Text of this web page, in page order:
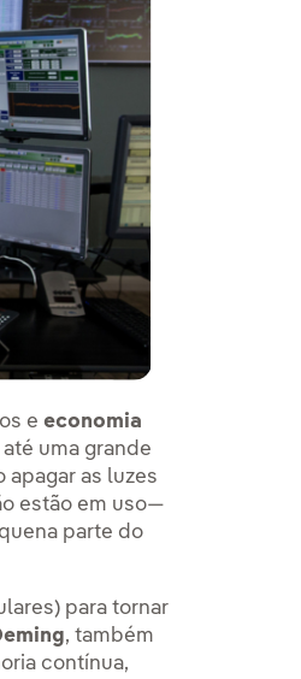
eeconomia
uma grande
as luzes
estão em uso—
parte do
para tornar
, também
contínua,